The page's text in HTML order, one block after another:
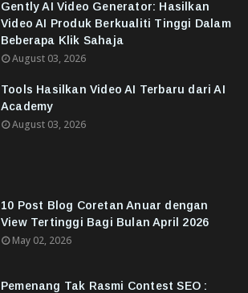
Gently AI Video Generator: Hasilkan
Video AI Produk Berkualiti Tinggi Dalam
Beberapa Klik Sahaja
August 03, 2026
Tools Hasilkan Video AI Terbaru dari AI
Academy
August 03, 2026
10 Post Blog Coretan Anuar dengan
View Tertinggi Bagi Bulan April 2026
May 02, 2026
Pemenang Tak Rasmi Contest SEO :